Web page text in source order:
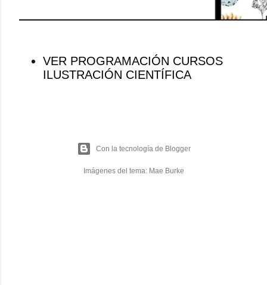
VER PROGRAMACIÓN CURSOS
ILUSTRACIÓN CIENTÍFICA
Con la tecnología de Blogger
Imágenes del tema: Mae Burke